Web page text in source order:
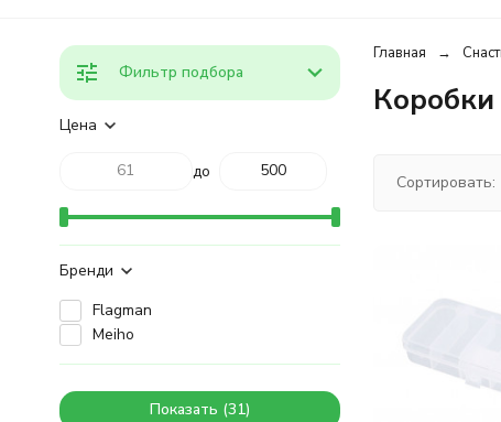
Главная
Сортировать:
Фильтр подбора
Цена
до
Бренди
Flagman
Meiho
Показать